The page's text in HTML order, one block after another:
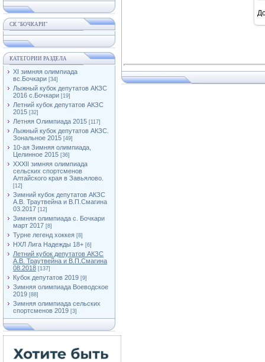
СК "БОЧКАРИ"
КАТЕГОРИИ РАЗДЕЛА
XI зимняя олимпиада
вс.Бочкари [34]
Лыжный кубок депутатов АКЗС
2016 с.Бочкари [19]
Летний кубок депутатов АКЗС
2015 [32]
Летняя Олимпиада 2015 [117]
Лыжный кубок депутатов АКЗС.
Зональное 2015 [49]
10-ая Зимняя олимпиада,
Целинное 2015 [36]
XXXII зимняя олимпиада
сельских спортсменов
Алтайского края в Завьялово.
[12]
Зимний кубок депутатов АКЗС
А.В. Траутвейна и В.П.Смагина
03.2017 [12]
Зимняя олимпиада с. Бочкари
март 2017 [8]
Турне легенд хоккея [8]
НХЛ Лига Надежды 18+ [6]
Летний кубок депутатов АКЗС
А.В. Траутвейна и В.П.Смагина
08.2018 [137]
Кубок депутатов 2019 [9]
Зимняя олимпиада Воеводское
2019 [88]
Зимняя олимпиада сельских
спортсменов 2019 [3]